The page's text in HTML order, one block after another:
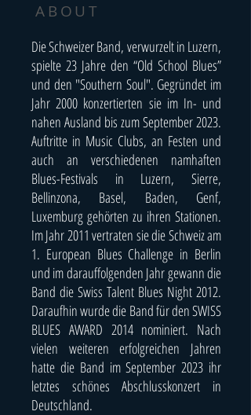
ABOUT
Die Schweizer Band, verwurzelt in Luzern,
spielte 23 Jahre den “Old School Blues”
und den "Southern Soul". Gegründet im
Jahr 2000 konzertierten sie im In- und
nahen Ausland bis zum September 2023.
Auftritte in Music Clubs, an Festen und
auch an verschiedenen namhaften
Blues-Festivals in Luzern, Sierre,
Bellinzona, Basel, Baden, Genf,
Luxemburg gehörten zu ihren Stationen.
Im Jahr 2011 vertraten sie die Schweiz am
1. European Blues Challenge in Berlin
und im darauffolgenden Jahr gewann die
Band die Swiss Talent Blues Night 2012.
Daraufhin wurde die Band für den SWISS
BLUES AWARD 2014 nominiert. Nach
vielen weiteren erfolgreichen Jahren
hatte die Band im September 2023 ihr
letztes schönes Abschlusskonzert in
Deutschland.